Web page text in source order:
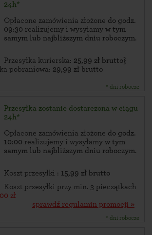
24h*
Opłacone zamówienia złożone do godz.
09:30 realizujemy i wysyłamy w tym
samym lub najbliższym dniu roboczym.
Przesyłka kurierska: 25,99 zł brutto}
pobraniowa: 29,99 zł brutto
* dni robocze
Przesyłka zostanie dostarczona w ciągu
24h*
Opłacone zamówienia złożone do godz.
10:00 realizujemy i wysyłamy w tym
samym lub najbliższym dniu roboczym.
Koszt przesyłki : 15,99 zł brutto
Koszt przesyłki przy min. 3 pieczątkach
zł
sprawdź regulamin promocji »
* dni robocze